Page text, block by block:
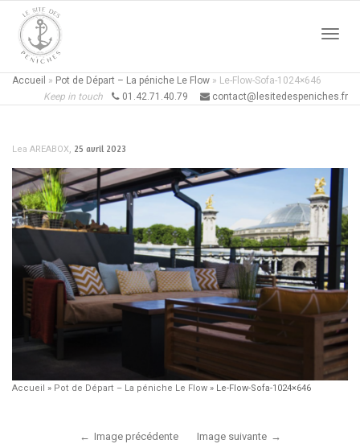
Accueil » Pot de Départ – La péniche Le Flow » Le-Flow-Sofa-1024×646
Keep in touch
01.42.71.40.79 contact@lesitedespeniches.fr
Lea AREABOX, 25 avril 2023
Accueil » Pot de Départ – La péniche Le Flow » Le-Flow-Sofa-1024×646
Image précédente Image suivante